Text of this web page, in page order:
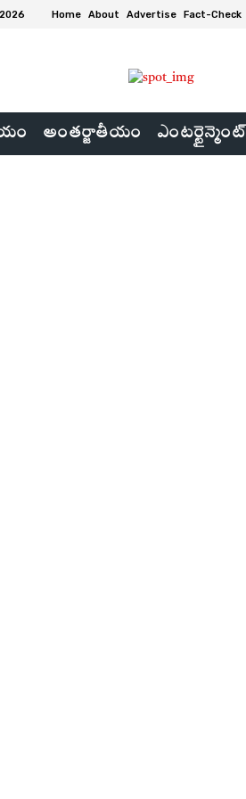
Home About Advertise Fact-Check
అంతర్జాతీయం ఎంటర్టైన్మెంట్